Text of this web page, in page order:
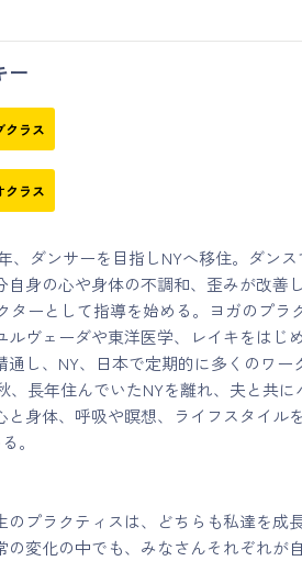
ー
クラス
クラス
、ダンサーを目指しNYへ移住。ダンス
身の心や身体の不調和、歪みが改善
ーとして指導を始める。ヨガのプラ
ヴェーダや東洋医学、レイキをはじ
し、NY、日本で定期的に多くのワー
、長年住んでいたNYを離れ、夫と共に
身体、呼吸や瞑想、ライフスタイル
。
プラクティスは、どちらも私達を成
変化の中でも、みなさんそれぞれが